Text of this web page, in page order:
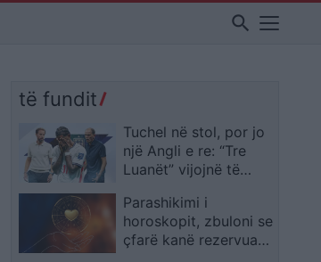
search
të fundit
Tuchel në stol, por jo
një Angli e re: “Tre
Luanët” vijojnë të
Southgate
Parashikimi i
horoskopit, zbuloni se
çfarë kanë rezervuar